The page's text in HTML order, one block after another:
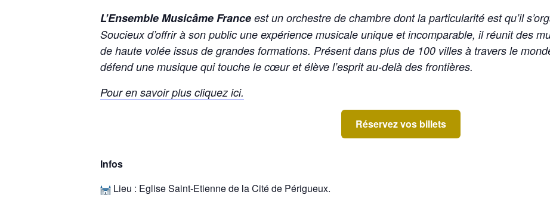
L’Ensemble Musicâme France est un orchestre de chambre dont la particularité est qu’il
Soucieux d’offrir à son public une expérience musicale unique et incomparable, il réunit des
de haute volée issus de grandes formations. Présent dans plus de 100 villes à travers le
défend une musique qui touche le cœur et élève l’esprit au-delà des frontières.
Pour en savoir plus cliquez ici.
Réservez vos billets
Infos
Lieu : Eglise Saint-Etienne de la Cité de Périgueux.